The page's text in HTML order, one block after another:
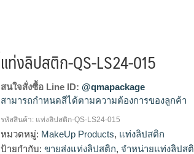
แท่งลิปสติก-QS-LS24-015
สนใจสั่งซื้อ Line ID: @qmapackage
สามารถกำหนดสีได้ตามความต้องการของลูกค้า
โรงงานผลิตแท่งลิปสติก,จำหน่ายแท่งลิปสติก,รับผ
ลิปสติก,ขายส่งแท่งลิปสติก
รหัสสินค้า: แท่งลิปสติก-QS-LS24-015
หมวดหมู่: MakeUp Products, แท่งลิปสติก
ป้ายกำกับ:ขายส่งแท่งลิปสติก, จำหน่ายแท่งลิปส